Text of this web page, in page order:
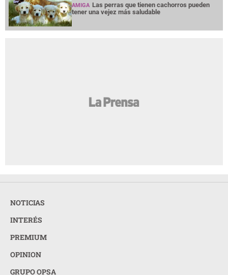
AMIGA Las perras que tienen cachorros pueden
tener una vejez más saludable
NOTICIAS
INTERÉS
PREMIUM
OPINION
GRUPO OPSA